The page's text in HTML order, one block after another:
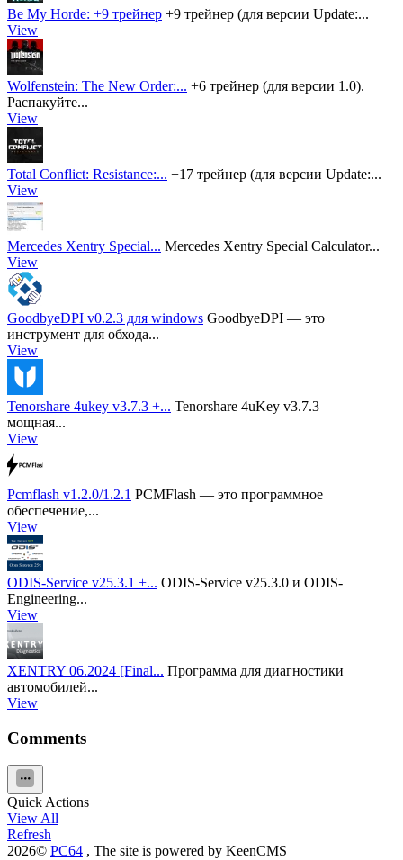
Be My Horde: +9 трейнер +9 трейнер (для версии Update:...
View
Wolfenstein: The New Order:... +6 трейнер (для версии 1.0).
Распакуйте...
View
Total Conflict: Resistance:... +17 трейнер (для версии Update:...
View
Mercedes Xentry Special... Mercedes Xentry Special Calculator...
View
GoodbyeDPI v0.2.3 для windows GoodbyeDPI — это
инструмент для обхода...
View
Tenorshare 4ukey v3.7.3 +... Tenorshare 4uKey v3.7.3 —
мощная...
View
Pcmflash v1.2.0/1.2.1 PCMFlash — это программное
обеспечение,...
View
ODIS-Service v25.3.1 +... ODIS-Service v25.3.0 и ODIS-
Engineering...
View
XENTRY 06.2024 [Final... Программа для диагностики
автомобилей...
View
Comments
Quick Actions
View All
Refresh
2026© PC64 , The site is powered by KeenCMS